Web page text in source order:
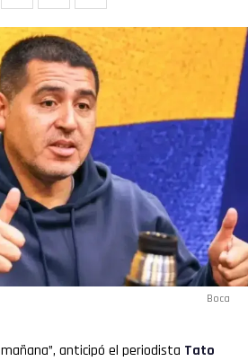
Boca
mañana”, anticipó el periodista Tato